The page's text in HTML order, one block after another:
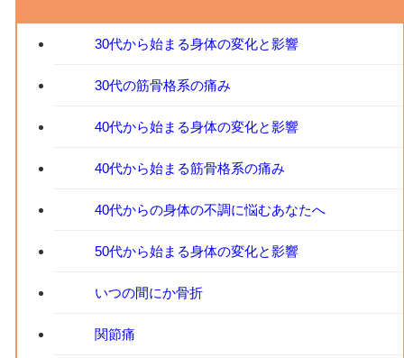
30代から始まる身体の変化と影響
30代の筋骨格系の痛み
40代から始まる身体の変化と影響
40代から始まる筋骨格系の痛み
40代からの身体の不調に悩むあなたへ
50代から始まる身体の変化と影響
いつの間にか骨折
関節痛